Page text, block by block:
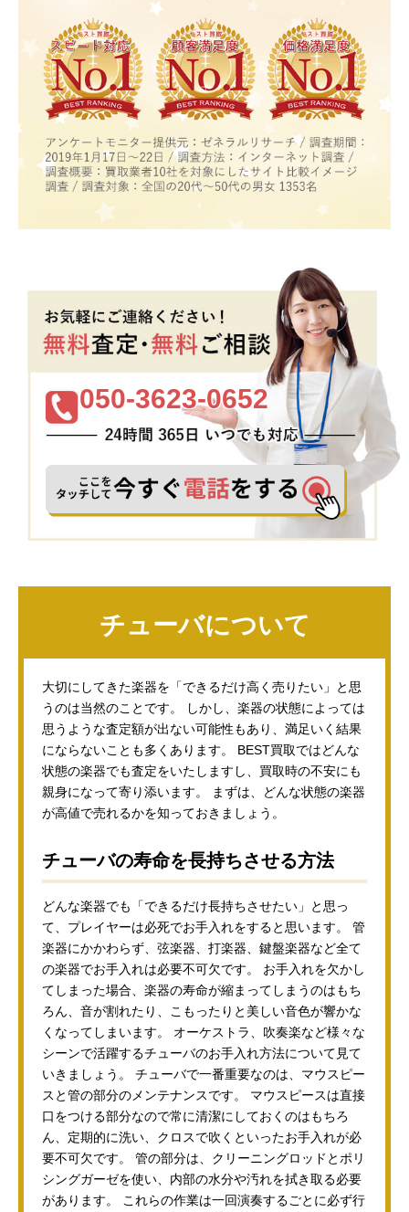
050-3623-0652
チューバについて
大切にしてきた楽器を「できるだけ高く売りたい」と思
うのは当然のことです。 しかし、楽器の状態によっては
思うような査定額が出ない可能性もあり、満足いく結果
にならないことも多くあります。 BEST買取ではどんな
状態の楽器でも査定をいたしますし、買取時の不安にも
親身になって寄り添います。 まずは、どんな状態の楽器
が高値で売れるかを知っておきましょう。
チューバの寿命を長持ちさせる方法
どんな楽器でも「できるだけ長持ちさせたい」と思っ
て、プレイヤーは必死でお手入れをすると思います。 管
楽器にかかわらず、弦楽器、打楽器、鍵盤楽器など全て
の楽器でお手入れは必要不可欠です。 お手入れを欠かし
てしまった場合、楽器の寿命が縮まってしまうのはもち
ろん、音が割れたり、こもったりと美しい音色が響かな
くなってしまいます。 オーケストラ、吹奏楽など様々な
シーンで活躍するチューバのお手入れ方法について見て
いきましょう。 チューバで一番重要なのは、マウスピー
スと管の部分のメンテナンスです。 マウスピースは直接
口をつける部分なので常に清潔にしておくのはもちろ
ん、定期的に洗い、クロスで吹くといったお手入れが必
要不可欠です。 管の部分は、クリーニングロッドとポリ
シングガーゼを使い、内部の水分や汚れを拭き取る必要
があります。 これらの作業は一回演奏するごとに必ず行